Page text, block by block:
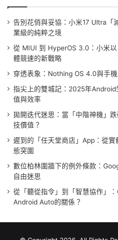
告別花俏與妥協：小米17 Ultra「
業級的純粹之境
從 MIUI 到 HyperOS 3.0：小米
體競速的新戰略
穿透表象：Nothing OS 4.0與手
指尖上的雙城記：2025年
值與效率
拋開迭代迷思：當「中階神機」
技價值？
遲到的「任天堂商店」App：從
態突圍
數位柏林圍牆下的例外條款：
自由迷思
從「聽從指令」到「智慧協作」
Android Auto的關係？